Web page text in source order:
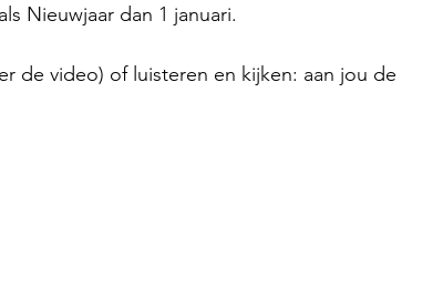
Nieuwjaar dan 1 januari.
de video) of luisteren en kijken: aan jou de